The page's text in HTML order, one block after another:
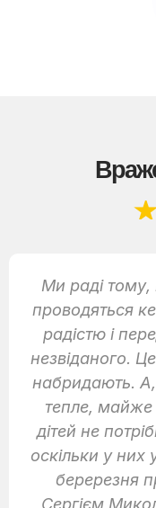
Ми раді
проводяться
радістю і
незвіданого.
набридають.
тепле, майже
дітей не
оскільки у
беререзня
Сергієм